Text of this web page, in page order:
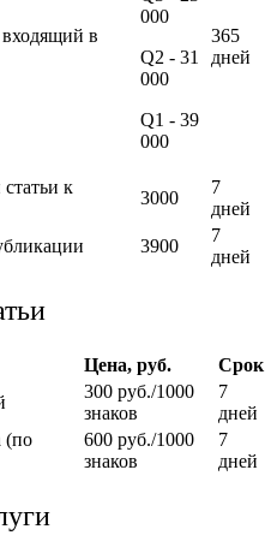
в
000
Q2 - 31
000
Q1 - 39
000
365
дней
к
3000
7
дней
3900
7
дней
Цена, руб.
Срок
300 руб./1000
знаков
7
дней
(по
600 руб./1000
знаков
7
дней